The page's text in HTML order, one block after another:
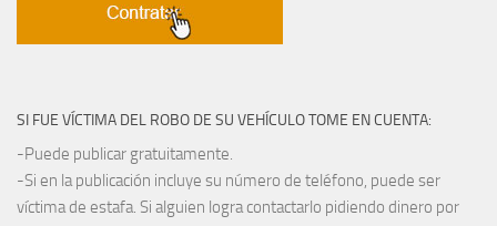
SI FUE VÍCTIMA DEL ROBO DE SU VEHÍCULO TOME EN CUENTA:
-Puede publicar gratuitamente.
-Si en la publicación incluye su número de teléfono, puede ser
víctima de estafa. Si alguien logra contactarlo pidiendo dinero por